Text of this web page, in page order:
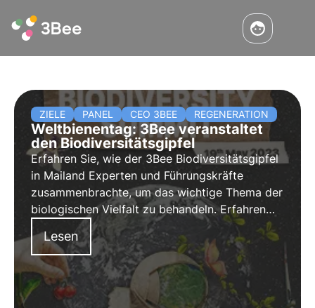
ZIELE PANEL CEO 3BEE REGENERATION
Weltbienentag: 3Bee veranstaltet
den Biodiversitätsgipfel
Erfahren Sie, wie der 3Bee Biodiversitätsgipfel
in Mailand Experten und Führungskräfte
zusammenbrachte, um das wichtige Thema der
biologischen Vielfalt zu behandeln. Erfahren
Sie mehr über die Podiumsdiskussionen, die
Redner und die wichtigsten Initiativen zur
Förderung des Naturschutzes.
Lesen